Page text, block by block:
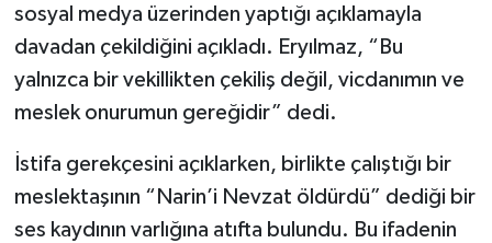
sosyal medya üzerinden yaptığı açıklamayla
davadan çekildiğini açıkladı. Eryılmaz, “Bu
yalnızca bir vekillikten çekiliş değil, vicdanımın ve
meslek onurumun gereğidir” dedi.
İstifa gerekçesini açıklarken, birlikte çalıştığı bir
meslektaşının “Narin’i Nevzat öldürdü” dediği bir
ses kaydının varlığına atıfta bulundu. Bu ifadenin